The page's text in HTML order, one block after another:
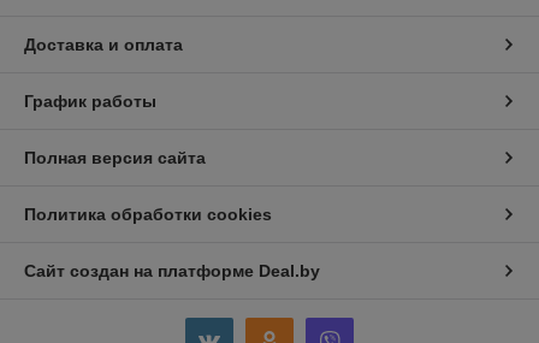
Доставка и оплата
График работы
Полная версия сайта
Политика обработки cookies
Сайт создан на платформе Deal.by